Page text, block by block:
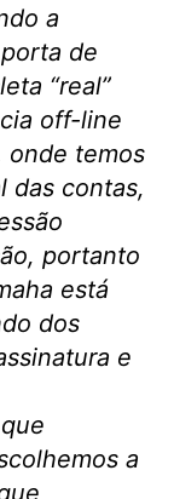
a
de
“real”
off-line
onde temos
das contas,
portanto
está
dos
e
a